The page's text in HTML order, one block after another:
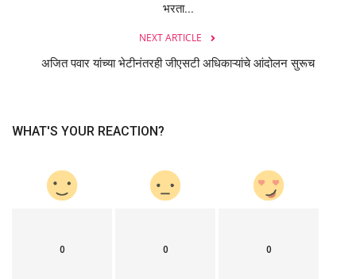
भरता...
NEXT ARTICLE
अजित पवार यांच्या भेटीनंतरही जीएसटी अधिकाऱ्यांचे आंदोलन सुरूच
WHAT'S YOUR REACTION?
0 0 0